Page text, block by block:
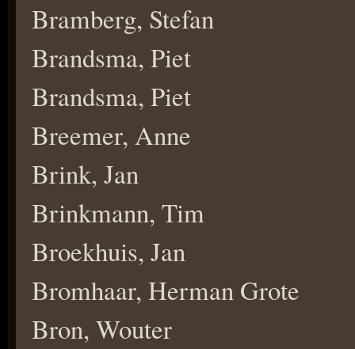
Bramberg, Stefan
Brandsma, Piet
Brandsma, Piet
Breemer, Anne
Brink, Jan
Brinkmann, Tim
Broekhuis, Jan
Bromhaar, Herman Grote
Bron, Wouter